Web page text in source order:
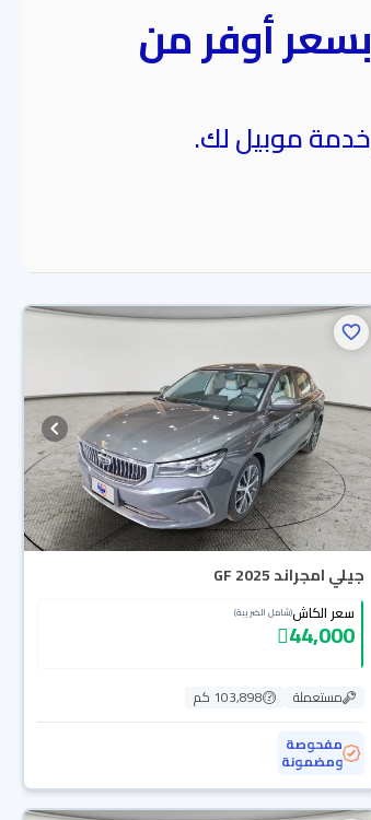
أوفر من
خدمة موبيل لك.
جيلي امجراند GF 2025
سعر الكاش(شامل الضريبة)
44,000
مستعملة
103,898 كم
مفحوصة
ومضمونة